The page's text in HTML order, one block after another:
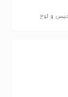
و لوح